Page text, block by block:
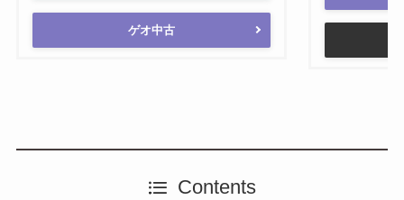
ゲオ中古
Contents